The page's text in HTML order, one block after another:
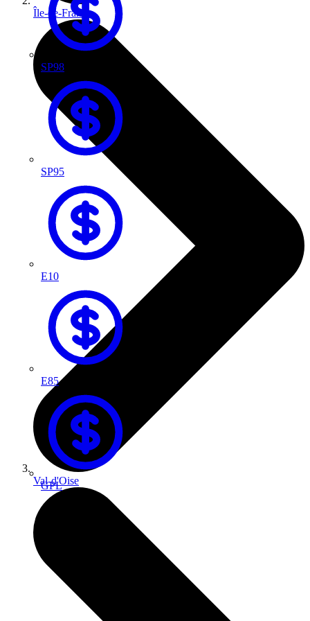
SP98
SP95
E10
E85
GPL
Île-de-France
Val-d'Oise